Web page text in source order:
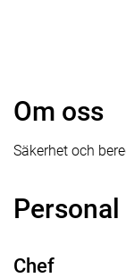
Om oss
Säkerhet och
Chef